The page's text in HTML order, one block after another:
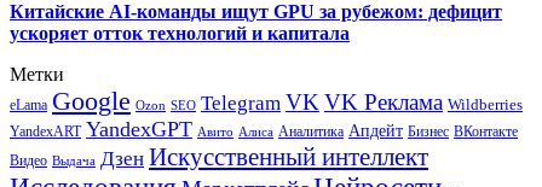
Китайские AI-команды ищут GPU за рубежом: дефицит
ускоряет отток технологий и капитала
Метки
eLama Google Ozon SEO Telegram VKVK Реклама Wildberries
YandexART YandexGPT Авито Алиса Аналитика Апдейт Бизнес ВКонтакте
Видео Выдача Дзен Искусственный интеллект